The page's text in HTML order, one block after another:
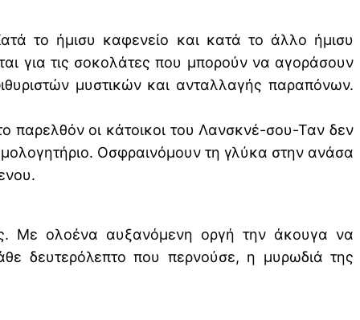
το ήμισυ καφενείο και κατά το άλλο ήμισυ
για τις σοκολάτες που μπορούν να αγοράσουν
μυστικών και ανταλλαγής παραπόνων.
παρελθόν οι κάτοικοι του Λανσκνέ-σου-Ταν δεν
Οσφραινόμουν τη γλύκα στην ανάσα
Με ολοένα αυξανόμενη οργή την άκουγα να
δευτερόλεπτο που περνούσε, η μυρωδιά της